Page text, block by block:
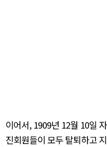
이어서, 1909년 12월 10일
진회원들이 모두 탈퇴하고